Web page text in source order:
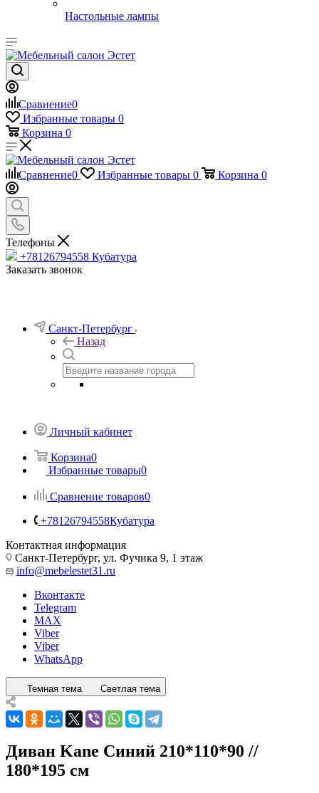
Настольные лампы
Сравнение0
Избранные товары 0
Корзина 0
Сравнение0 Избранные товары 0 Корзина 0
Телефоны
+78126794558 Кубатура
Заказать звонок
Санкт-Петербург
Назад
Личный кабинет
Корзина0
Избранные товары0
Сравнение товаров0
+78126794558Кубатура
Контактная информация
Санкт-Петербург, ул. Фучика 9, 1 этаж
info@mebelestet31.ru
Вконтакте
Telegram
MAX
Viber
Viber
WhatsApp
Темная тема Светлая тема
Диван Kane Синий 210*110*90 //
180*195 см